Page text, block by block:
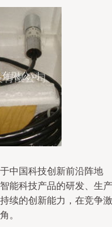
中国科技创新前沿阵地
能科技产品的研发、生产
续的创新能力，在竞争激
。